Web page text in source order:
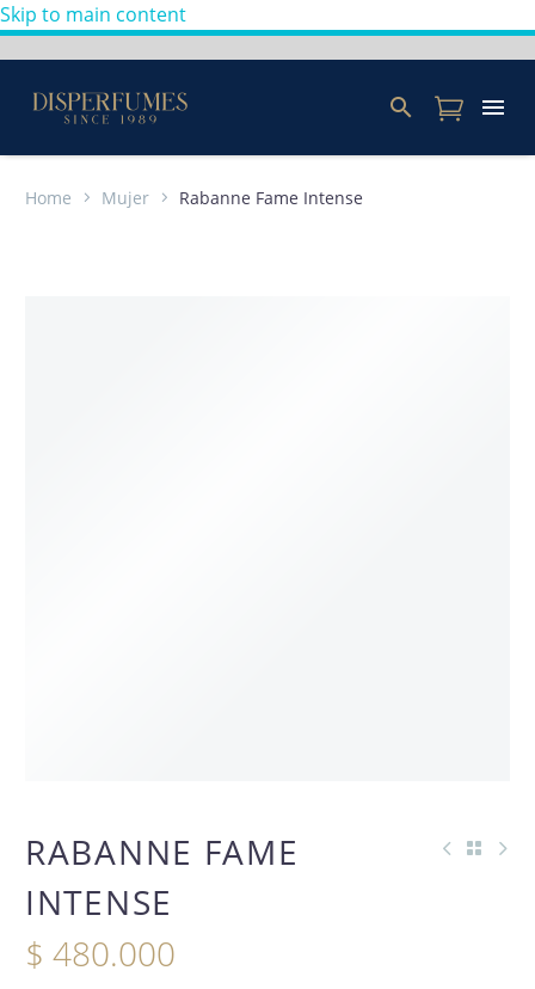
Skip to main content
Home Mujer Rabanne Fame Intense
RABANNE FAME
INTENSE
$ 480.000